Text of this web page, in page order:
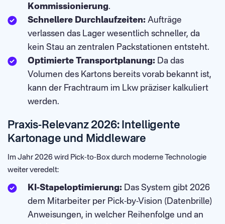
Kommissionierung.
Schnellere Durchlaufzeiten: Aufträge
verlassen das Lager wesentlich schneller, da
kein Stau an zentralen Packstationen entsteht.
Optimierte Transportplanung: Da das
Volumen des Kartons bereits vorab bekannt ist,
kann der Frachtraum im Lkw präziser kalkuliert
werden.
Praxis-Relevanz 2026: Intelligente
Kartonage und Middleware
Im Jahr 2026 wird Pick-to-Box durch moderne Technologie
weiter veredelt:
KI-Stapeloptimierung: Das System gibt 2026
dem Mitarbeiter per Pick-by-Vision (Datenbrille)
Anweisungen, in welcher Reihenfolge und an